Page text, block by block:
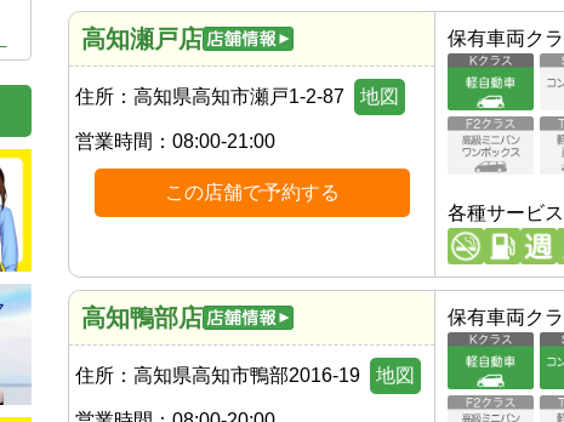
高知瀬戸店
住所： 高知県高知市瀬戸1-2-87 地図
営業時間： 08:00-21:00
この店舗で予約する
保有車両ク
各種サービス
高知鴨部店
住所： 高知県高知市鴨部2016-19 地図
保有車両ク